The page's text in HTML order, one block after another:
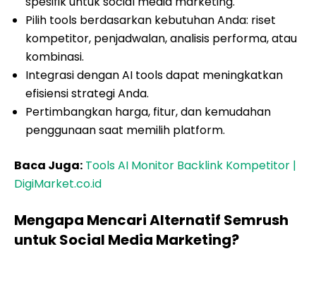
Pilih tools berdasarkan kebutuhan Anda: riset
kompetitor, penjadwalan, analisis performa, atau
kombinasi.
Integrasi dengan AI tools dapat meningkatkan
efisiensi strategi Anda.
Pertimbangkan harga, fitur, dan kemudahan
penggunaan saat memilih platform.
Baca Juga: Tools AI Monitor Backlink Kompetitor |
DigiMarket.co.id
Mengapa Mencari Alternatif Semrush
untuk Social Media Marketing?